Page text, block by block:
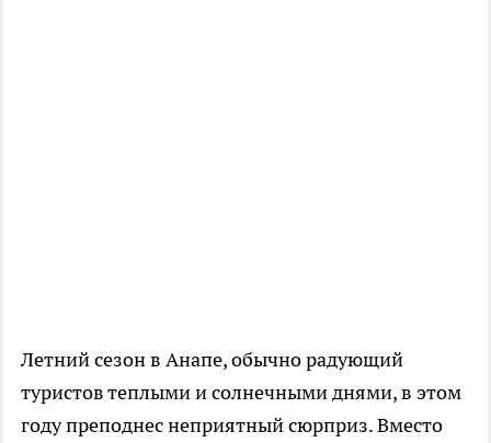
Летний сезон в Анапе, обычно радующий
туристов теплыми и солнечными днями, в этом
году преподнес неприятный сюрприз. Вместо